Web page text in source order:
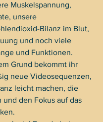
Muskelspannung,
unsere
Bilanz im Blut,
und noch viele
und Funktionen.
Grund bekommt ihr
neue Videosequenzen,
leicht machen, die
den Fokus auf das